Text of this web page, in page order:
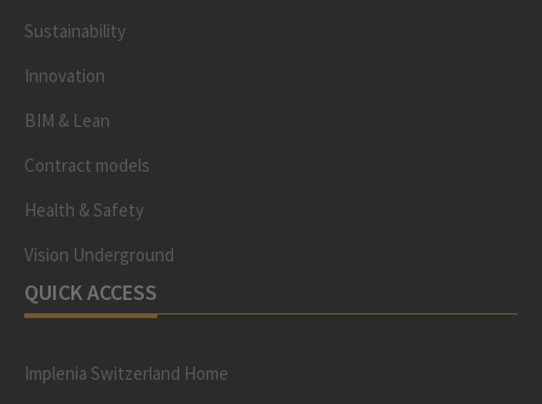
Sustainability
Innovation
BIM & Lean
Contract models
Health & Safety
Vision Underground
QUICK ACCESS
Implenia Switzerland Home